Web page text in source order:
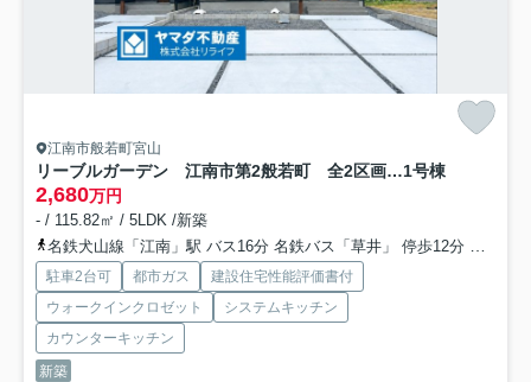
江南市般若町宮山
リーブルガーデン 江南市第2般若町 全2区画分譲1号棟
2,680万円
- / 115.82㎡ / 5LDK /新築
名鉄犬山線「江南」駅 バス16分 名鉄バス「草井」 停歩12分
名鉄
駐車2台可 都市ガス
建設住宅性能評価書付
ウォークインクロゼット
システムキッチン
カウンターキッチン
新築